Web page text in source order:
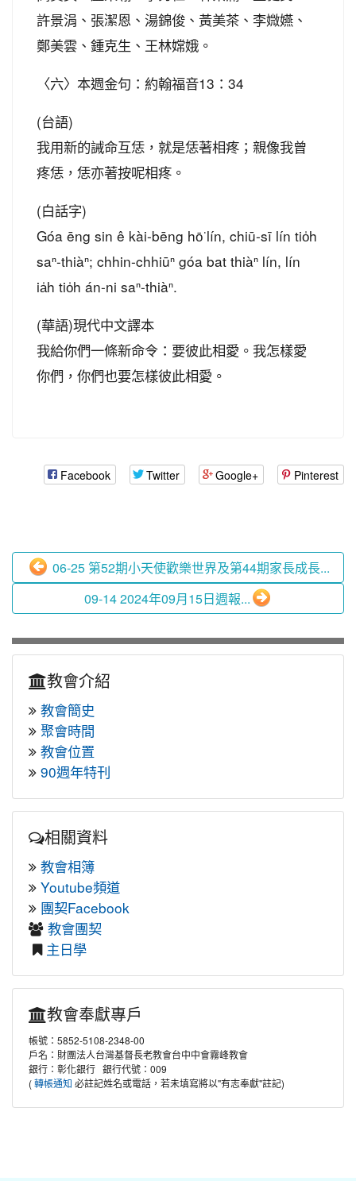
許景涓、張潔恩、湯錦俊、黃美茶、李媺嬿、
鄭美雲、鍾克生、王林嫦娥。
〈六〉本週金句：約翰福音13：34
(台語)
我用新的誡命互恁，就是恁著相疼；親像我曾
疼恁，恁亦著按呢相疼。
(白話字)
Góa ēng sin ê kài-bēng hō͘ lín, chiū-sī lín tio̍h
saⁿ-thiàⁿ; chhin-chhiūⁿ góa bat thiàⁿ lín, lín
ia̍h tio̍h án-ni saⁿ-thiàⁿ.
(華語)現代中文譯本
我給你們一條新命令：要彼此相愛。我怎樣愛
你們，你們也要怎樣彼此相愛。
Facebook Twitter Google+ Pinterest
06-25 第52期小天使歡樂世界及第44期家長成長...
09-14 2024年09月15日週報...
教會介紹
教會簡史
聚會時間
教會位置
90週年特刊
相關資料
教會相簿
Youtube頻道
團契Facebook
教會團契
主日學
教會奉獻專戶
帳號：5852-5108-2348-00
戶名：財團法人台灣基督長老教會台中中會霧峰教會
銀行：彰化銀行 銀行代號：009
( 轉帳通知 必註記姓名或電話，若未填寫將以"有志奉獻"註記)